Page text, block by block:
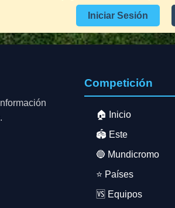
Iniciar Sesión
Competición
🏠 Inicio
🏟️ Este
🔵 Mundicromo
⭐ Países
🆚 Equipos